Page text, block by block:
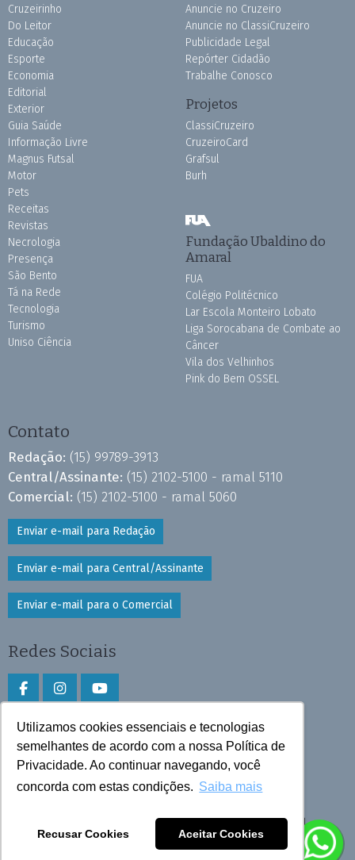
Utilizamos cookies essenciais e tecnologias
semelhantes de acordo com a nossa Política de
Privacidade. Ao continuar navegando, você
concorda com estas condições. Saiba mais
Recusar Cookies Aceitar Cookies
Cruzeirinho
Do Leitor
Educação
Esporte
Economia
Editorial
Exterior
Guia Saúde
Informação Livre
Magnus Futsal
Motor
Pets
Receitas
Revistas
Necrologia
Presença
São Bento
Tá na Rede
Tecnologia
Turismo
Uniso Ciência
Anuncie no Cruzeiro
Anuncie no ClassiCruzeiro
Publicidade Legal
Repórter Cidadão
Trabalhe Conosco
Projetos
ClassiCruzeiro
CruzeiroCard
Grafsul
Burh
Fundação Ubaldino do
Amaral
FUA
Colégio Politécnico
Lar Escola Monteiro Lobato
Liga Sorocabana de Combate ao
Câncer
Vila dos Velhinhos
Pink do Bem OSSEL
Contato
Redação: (15) 99789-3913
Central/Assinante: (15) 2102-5100 - ramal 5110
Comercial: (15) 2102-5100 - ramal 5060
Enviar e-mail para Redação
Enviar e-mail para Central/Assinante
Enviar e-mail para o Comercial
Redes Sociais
Faça download do aplicativo
Play Store e App Store
Todos os direitos reservados © 2025 Cruzeiro do Sul